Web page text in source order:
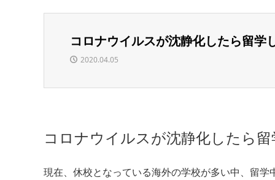
コロナウイルスが沈静化したら留学
2020.04.05
コロナウイルスが沈静化したら
現在、休校となっている海外の学校が多い中、留